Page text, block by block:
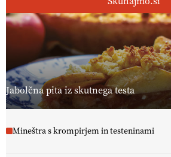
Jabolčna pita iz skutnega testa
Mineštra s krompirjem in testeninami